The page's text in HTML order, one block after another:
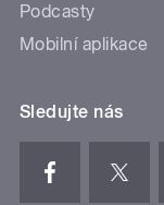
Podcasty
Mobilní aplikace
Sledujte nás